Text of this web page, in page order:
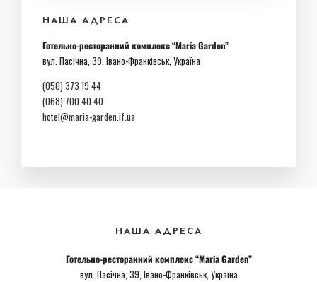
НАША АДРЕСА
Готельно-ресторанний комплекс “Maria Garden”
вул. Пасічна, 39, Івано-Франківськ, Україна
(050) 373 19 44
(068) 700 40 40
hotel@maria-garden.if.ua
НАША АДРЕСА
Готельно-ресторанний комплекс “Maria Garden”
вул. Пасічна, 39, Івано-Франківськ, Україна